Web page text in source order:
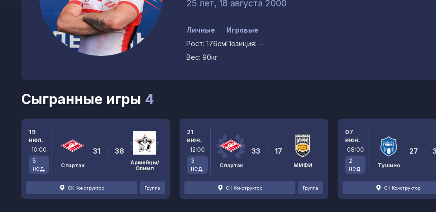
25 лет, 18 августа 2000
Личные
Рост: 176см
Вес: 90кг
Игровые
Позиция: —
Сыгранные игры 4
19
июл.
10:00
5
нед.
Спартак
31 : 38
Армейцы/
Олимп
СК Конструктор Группа
21
июн.
12:00
3
нед.
Спартак
33 : 17
МИФИ
СК Конструктор Группа
07
июн.
08:00
2
нед.
Тушино
27 :
СК Конструктор